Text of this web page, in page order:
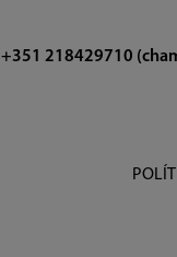
+351 218429710